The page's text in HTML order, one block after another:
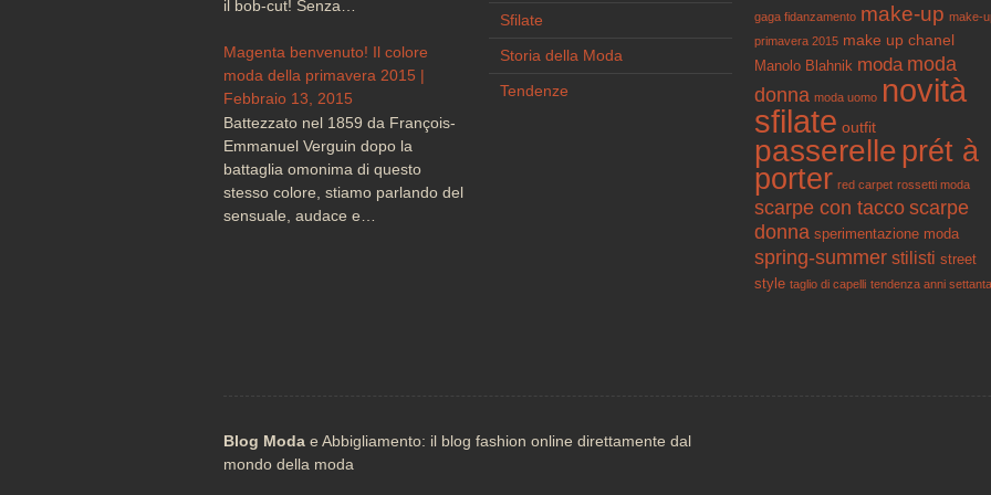
il bob-cut! Senza…
Magenta benvenuto! Il colore
moda della primavera 2015 |
Febbraio 13, 2015
Battezzato nel 1859 da François-
Emmanuel Verguin dopo la
battaglia omonima di questo
stesso colore, stiamo parlando del
sensuale, audace e…
Sfilate
Storia della Moda
Tendenze
gaga fidanzamento make-up make-
primavera 2015 make up chanel
Manolo Blahnik moda moda
donna moda uomo novità
sfilate outfit
passerelle prét à
porter red carpet rossetti moda
scarpe con tacco scarpe
donna sperimentazione moda
spring-summer stilisti street
style taglio di capelli tendenza anni settanta
Blog Moda e Abbigliamento: il blog fashion online direttamente dal
mondo della moda